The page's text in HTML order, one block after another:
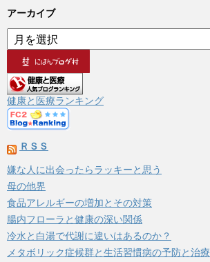
アーカイブ
ア
ー
イ
ブ
健康と医療ランキング
ＲＳＳ
嫌な人に出会ったらラッキーと思う
母の他界
食品アレルギーの増加とその対策
腸内フローラと健康の深い関係
冷水と白湯で代謝に違いはあるのか？
メタボリック症候群と生活習慣病の予防と治療